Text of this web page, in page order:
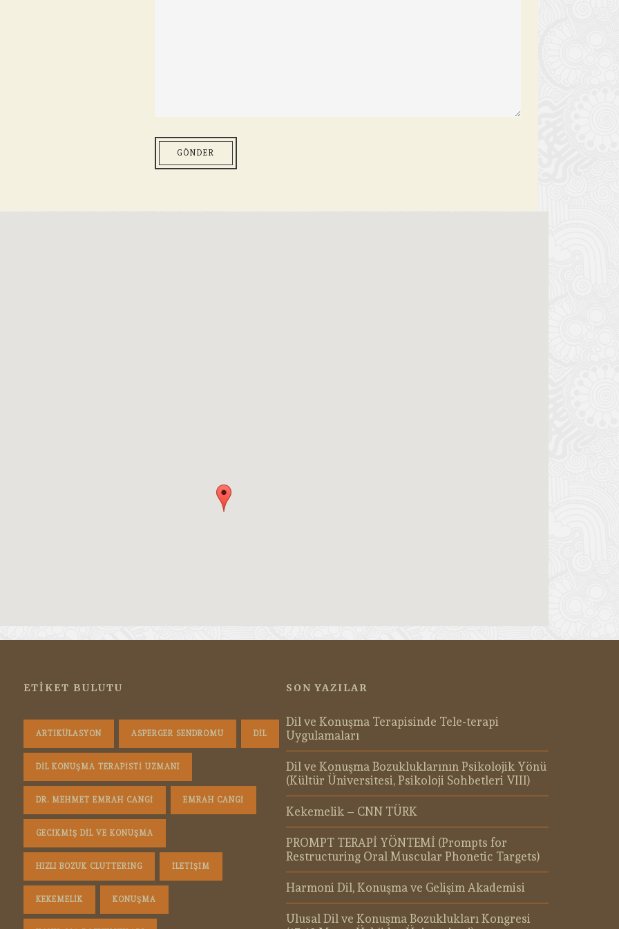
ETIKET BULUTU
ARTIKÜLASYON ASPERGER SENDROMU DIL
DIL KONUŞMA TERAPISTI UZMANI
DR. MEHMET EMRAH CANGI EMRAH CANGI
GECIKMIŞ DIL VE KONUŞMA
HIZLI BOZUK CLUTTERING ILETIŞIM
KEKEMELIK KONUŞMA
SON YAZILAR
Dil ve Konuşma Terapisinde Tele-terapi
Uygulamaları
Dil ve Konuşma Bozukluklarının Psikolojik Yönü
(Kültür Üniversitesi, Psikoloji Sohbetleri VIII)
Kekemelik – CNN TÜRK
PROMPT TERAPİ YÖNTEMİ (Prompts for
Restructuring Oral Muscular Phonetic Targets)
Harmoni Dil, Konuşma ve Gelişim Akademisi
Ulusal Dil ve Konuşma Bozuklukları Kongresi